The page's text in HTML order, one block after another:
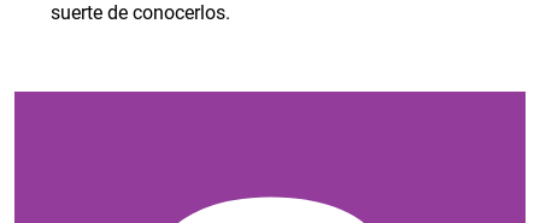
suerte de conocerlos.